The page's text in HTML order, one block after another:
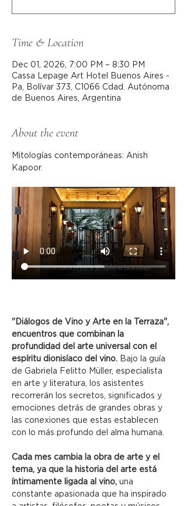
Time & Location
Dec 01, 2026, 7:00 PM – 8:30 PM
Cassa Lepage Art Hotel Buenos Aires -
Pa, Bolívar 373, C1066 Cdad. Autónoma
de Buenos Aires, Argentina
About the event
Mitologías contemporáneas: Anish
Kapoor.
"Diálogos de Vino y Arte en la Terraza",
encuentros que combinan la
profundidad del arte universal con el
espíritu dionisíaco del vino. Bajo la guía
de Gabriela Felitto Müller, especialista
en arte y literatura, los asistentes
recorrerán los secretos, significados y
emociones detrás de grandes obras y
las conexiones que estas establecen
con lo más profundo del alma humana.
Cada mes cambia la obra de arte y el
tema, ya que la historia del arte está
íntimamente ligada al vino, una
constante apasionada que ha inspirado